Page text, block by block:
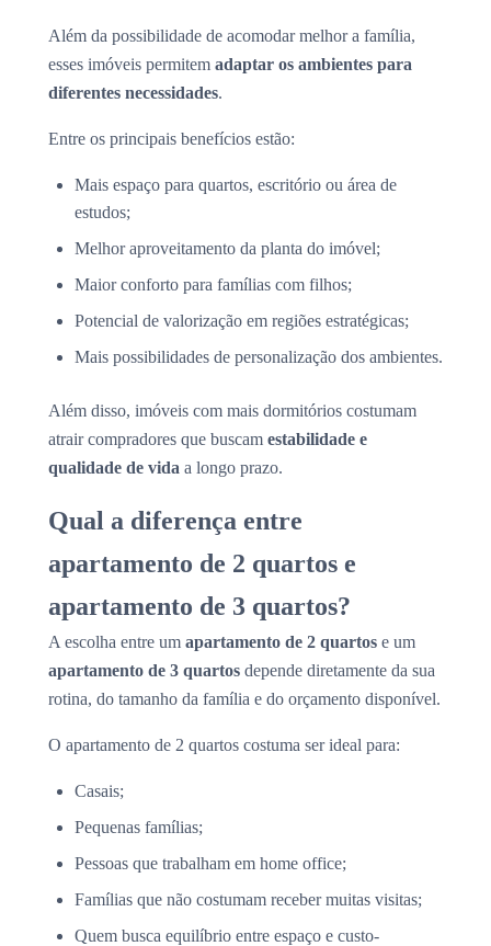
Além da possibilidade de acomodar melhor a família,
esses imóveis permitem adaptar os ambientes para
diferentes necessidades.
Entre os principais benefícios estão:
Mais espaço para quartos, escritório ou área de
estudos;
Melhor aproveitamento da planta do imóvel;
Maior conforto para famílias com filhos;
Potencial de valorização em regiões estratégicas;
Mais possibilidades de personalização dos ambientes.
Além disso, imóveis com mais dormitórios costumam
atrair compradores que buscam estabilidade e
qualidade de vida a longo prazo.
Qual a diferença entre
apartamento de 2 quartos e
apartamento de 3 quartos?
A escolha entre um apartamento de 2 quartos e um
apartamento de 3 quartos depende diretamente da sua
rotina, do tamanho da família e do orçamento disponível.
O apartamento de 2 quartos costuma ser ideal para:
Casais;
Pequenas famílias;
Pessoas que trabalham em home office;
Famílias que não costumam receber muitas visitas;
Quem busca equilíbrio entre espaço e custo-